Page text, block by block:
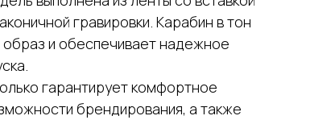
гравировки. Карабин в тон
и обеспечивает надежное
гарантирует комфортное
брендирования, а также